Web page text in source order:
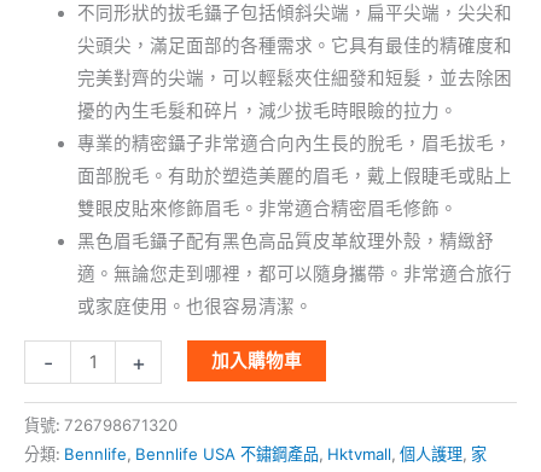
不同形狀的拔毛鑷子包括傾斜尖端，扁平尖端，尖尖和
尖頭尖，滿足面部的各種需求。它具有最佳的精確度和
完美對齊的尖端，可以輕鬆夾住細發和短髮，並去除困
擾的內生毛髮和碎片，減少拔毛時眼瞼的拉力。
專業的精密鑷子非常適合向內生長的脫毛，眉毛拔毛，
面部脫毛。有助於塑造美麗的眉毛，戴上假睫毛或貼上
雙眼皮貼來修飾眉毛。非常適合精密眉毛修飾。
黑色眉毛鑷子配有黑色高品質皮革紋理外殼，精緻舒
適。無論您走到哪裡，都可以隨身攜帶。非常適合旅行
或家庭使用。也很容易清潔。
- + 加入購物車
貨號: 726798671320
分類: Bennlife, Bennlife USA 不鏽鋼產品, Hktvmall, 個人護理, 家